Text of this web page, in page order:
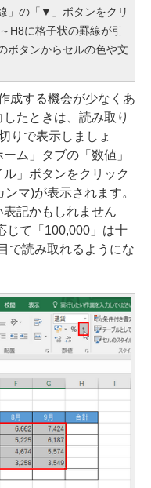
」の「▼」ボタンをクリ
H8に格子状の罫線が引
ボタンからセルの色や文
成する機会が少なくあ
たときは、読み取り
りで表示しましょ
ム」タブの「数値」
」ボタンをクリック
マ)が表示されます。
記かもしれません
じて「100,000」は十
で読み取れるようにな